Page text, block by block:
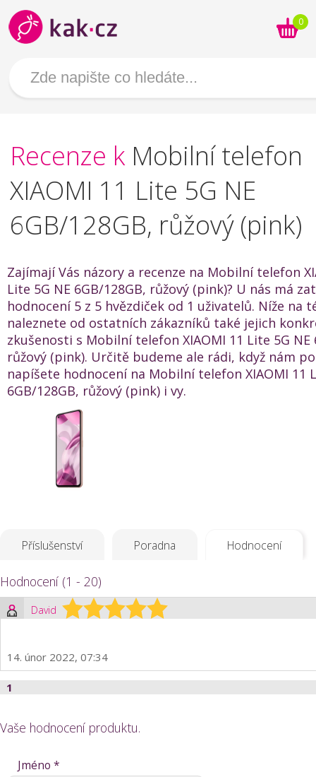
0
Recenze k Mobilní telefon
XIAOMI 11 Lite 5G NE
6GB/128GB, růžový (pink)
Zajímají Vás názory a recenze na Mobilní telefon
Lite 5G NE 6GB/128GB, růžový (pink)? U nás má
hodnocení 5 z 5 hvězdiček od 1 uživatelů. Níže na
naleznete od ostatních zákazníků také jejich
zkušenosti s Mobilní telefon XIAOMI 11 Lite 5G NE
růžový (pink). Určitě budeme ale rádi, když nám
napíšete hodnocení na Mobilní telefon XIAOMI 11
6GB/128GB, růžový (pink) i vy.
Příslušenství Poradna Hodnocení
Hodnocení (1 - 20)
David
14. únor 2022, 07:34
1
Vaše hodnocení produktu.
Jméno *